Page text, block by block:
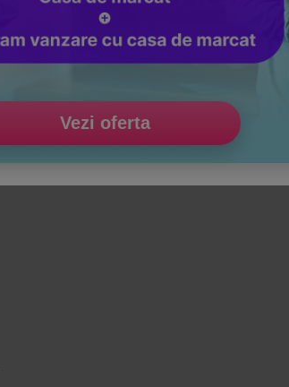
ca scop obtinerea de informatii
factori precum:
Vezi oferta